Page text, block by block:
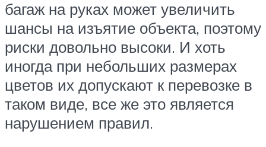
багаж на руках может увеличить
шансы на изъятие объекта, поэтому
риски довольно высоки. И хоть
иногда при небольших размерах
цветов их допускают к перевозке в
таком виде, все же это является
нарушением правил.